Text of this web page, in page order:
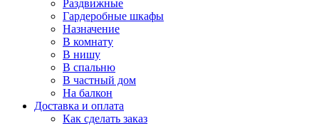
Раздвижные
Гардеробные шкафы
Назначение
В комнату
В нишу
В спальню
В частный дом
На балкон
Доставка и оплата
Как сделать заказ